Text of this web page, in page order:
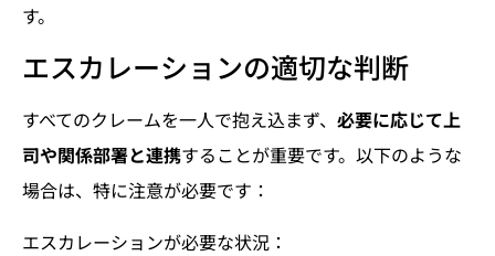
す。
エスカレーションの適切な判断
すべてのクレームを一人で抱え込まず、 必要に応じて上
司や関係部署と連携することが重要です。以下のような
場合は、特に注意が必要です：
エスカレーションが必要な状況：